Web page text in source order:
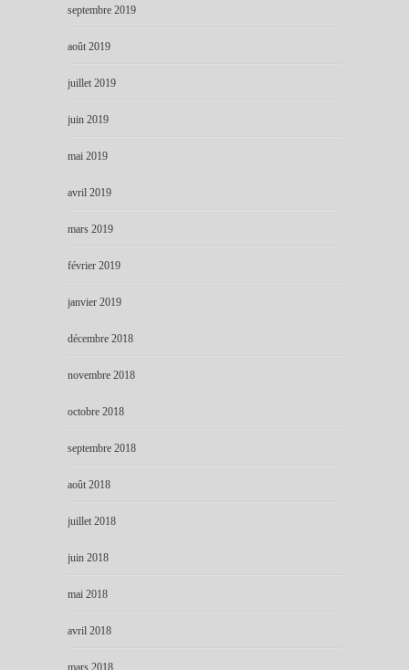
septembre 2019
août 2019
juillet 2019
juin 2019
mai 2019
avril 2019
mars 2019
février 2019
janvier 2019
décembre 2018
novembre 2018
octobre 2018
septembre 2018
août 2018
juillet 2018
juin 2018
mai 2018
avril 2018
mars 2018